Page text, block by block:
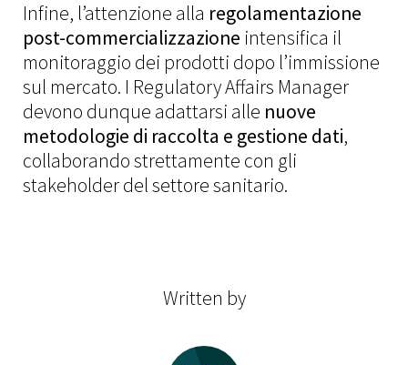
Infine, l’attenzione alla regolamentazione
post-commercializzazione intensifica il
monitoraggio dei prodotti dopo l’immissione
sul mercato. I Regulatory Affairs Manager
devono dunque adattarsi alle nuove
metodologie di raccolta e gestione dati,
collaborando strettamente con gli
stakeholder del settore sanitario.
Written by